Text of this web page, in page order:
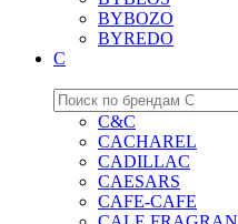
BYBOZO
BYREDO
C
C&C
CACHAREL
CADILLAC
CAESARS
CAFE-CAFE